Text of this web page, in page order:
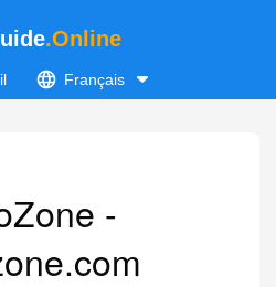
.Online
Français
-